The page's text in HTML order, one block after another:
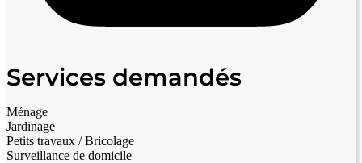
Services demandés
Ménage
Jardinage
Petits travaux / Bricolage
Surveillance de domicile